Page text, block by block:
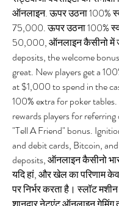
ऑनलाइन. ऊपर उठना 100%
75,000. ऊपर उठना 100%
50,000, ऑनलाइन कैसीनो में
deposits, the welcome
great. New players get a
at $1,000 to spend in the
100% extra for poker
rewards players for
"Tell A Friend" bonus.
and debit cards, Bitcoin,
deposits, ऑनलाइन कैसीनो
यदि हां, और खेल का परिणाम
पर निर्भर करता है। स्लॉट